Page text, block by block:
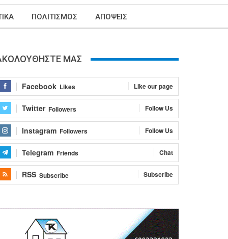
ΠΟΛΙΤΙΣΜΟΣ ΑΠΟΨΕΙΣ
ΜΑΣ
Facebook Likes Like our page
Twitter Followers Follow Us
Instagram Followers Follow Us
Telegram Friends Chat
RSS Subscribe Subscribe